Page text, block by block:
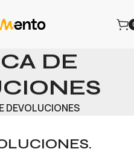
DE
DEVOLUCIONES